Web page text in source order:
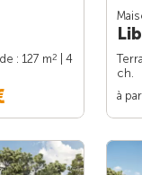
: 127 m2
| 4
ch.
à